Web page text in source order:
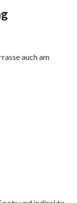
auch am